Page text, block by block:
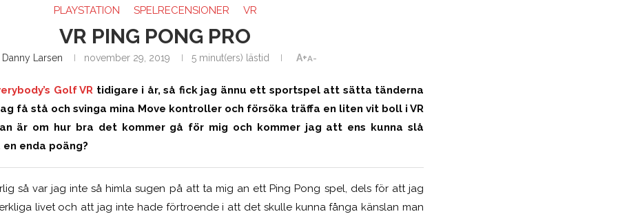
PLAYSTATION SPELRECENSIONER VR
VR PING PONG PRO
Danny Larsen november 29, 2019 5 minut(ers) lästid A+A-
Golf VR tidigare i år, så fick jag ännu ett sportspel att sätta tänderna
få stå och svinga mina Move kontroller och försöka träffa en liten vit boll i VR
är om hur bra det kommer gå för mig och kommer jag att ens kunna slå
enda poäng?
så var jag inte så himla sugen på att ta mig an ett Ping Pong spel, dels för att jag
livet och att jag inte hade förtroende i att det skulle kunna fånga känslan man